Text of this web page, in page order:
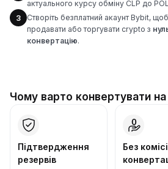
актуального курсу обміну CLP до
3
Створіть безплатний акаунт Bybit,
продавати або торгувати crypto з
конвертацію.
Чому варто конвертувати
Підтвердження
резервів
Без